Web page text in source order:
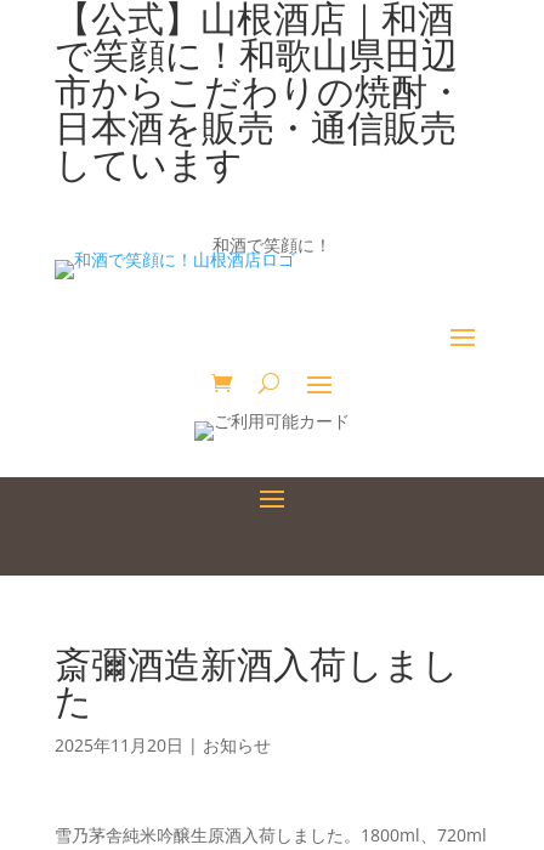
【公式】山根酒店｜和酒
で笑顔に！和歌山県田辺
市からこだわりの焼酎・
日本酒を販売・通信販売
しています
和酒で笑顔に！
斎彌酒造新酒入荷しまし
た
2025年11月20日 | お知らせ
雪乃茅舎純米吟醸生原酒入荷しました。1800ml、720ml